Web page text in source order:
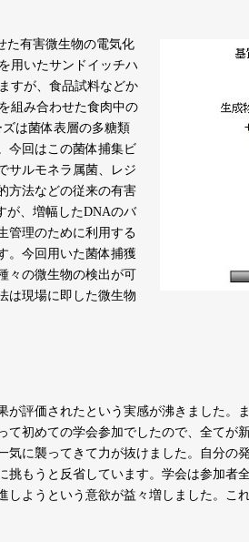
た有害微生物の電気化
用いたサンドイッチハ
すが、食品試料などか
組み合わせた食肉中の
は菌体表層の多糖類
今回はこの菌体捕集ビ
サルモネラ属菌、レジ
方法などの従来の有害
が、増幅したDNAのバ
管理のために利用する
。今回用いた菌体捕獲
々の微生物の検出が可
は現場に即した微生物
評価されたという実感が沸きました。
初めての学会参加でしたので、全てが
に襲ってきて力が抜けました。自分の
もうと反省しています。学会は参加者
ようという意欲が益々増しました。こ